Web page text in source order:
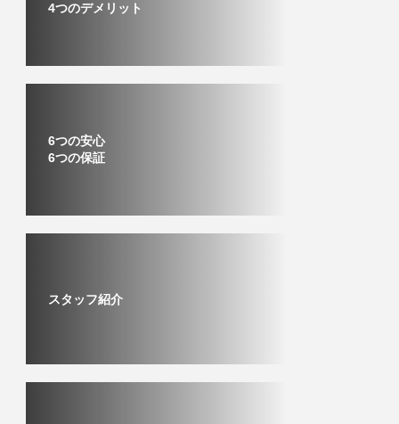
4つのデメリット
6つの安心
6つの保証
スタッフ紹介